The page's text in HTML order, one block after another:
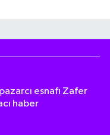
esnafı Zafer
haber